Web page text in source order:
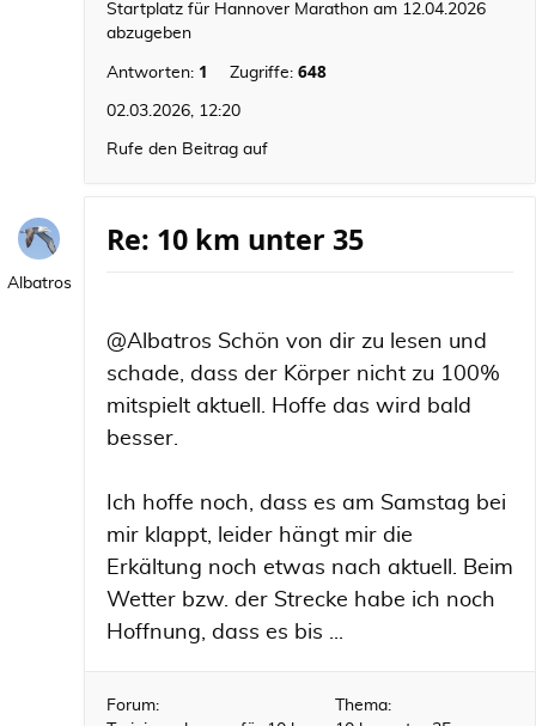
Startplatz für Hannover Marathon am 12.04.2026
abzugeben
Antworten: 1 Zugriffe: 648
02.03.2026, 12:20
Rufe den Beitrag auf
Albatros
Re: 10 km unter 35
@Albatros Schön von dir zu lesen und
schade, dass der Körper nicht zu 100%
mitspielt aktuell. Hoffe das wird bald
besser.
Ich hoffe noch, dass es am Samstag bei
mir klappt, leider hängt mir die
Erkältung noch etwas nach aktuell. Beim
Wetter bzw. der Strecke habe ich noch
Hoffnung, dass es bis ...
Forum:
Thema: